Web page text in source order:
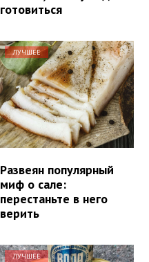
готовиться
ЛУЧШЕЕ
Развеян популярный
миф о сале:
перестаньте в него
верить
ЛУЧШЕЕ